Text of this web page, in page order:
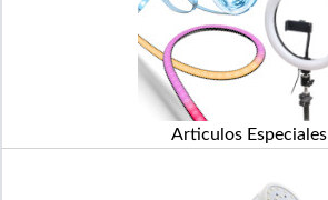
Articulos Especiales